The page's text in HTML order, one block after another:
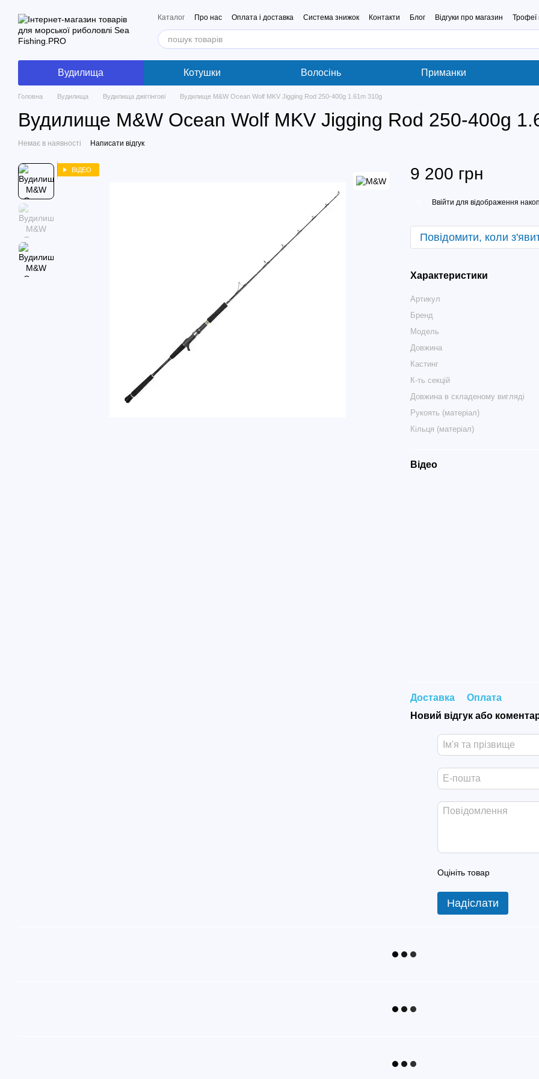
Каталог Про нас Оплата і доставка Система знижок Контакти Блог Відгуки про магазин Трофеї
Вудилища Котушки Волосінь Приманки
Головна Вудилища Вудилища джіггінгові Вудилище M&W Ocean Wolf MKV Jigging Rod 250-400g 1.61m 310g
Вудилище M&W Ocean Wolf MKV Jigging Rod 250-400g
Немає в наявності Написати відгук
ВІДЕО 9 200 грн
Ввійти для відображення
Повідомити, коли
Характеристики
Артикул
Бренд
Модель
Довжина
Кастинг
К-ть секцій
Довжина в складеному вигляді
Рукоять (матеріал)
Кільця (матеріал)
Відео
Доставка
Оплата
Новий відгук або
Оцініть товар
Надіслати